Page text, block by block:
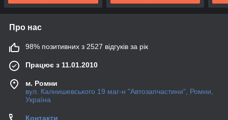
Про нас
98% позитивних з 2527 відгуків за рік
Працює з 11.01.2010
м. Ромни
вул. Калнишевського 19 маг-н "Автозапчастини", Ромни,
Україна
Контакти